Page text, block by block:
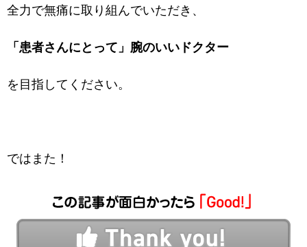
全力で無痛に取り組んでいただき、
「患者さんにとって」腕のいいドクター
を目指してください。
ではまた！